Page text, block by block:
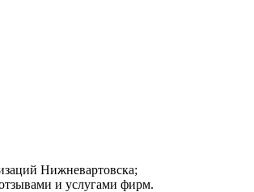
Нижневартовска;
и услугами фирм.